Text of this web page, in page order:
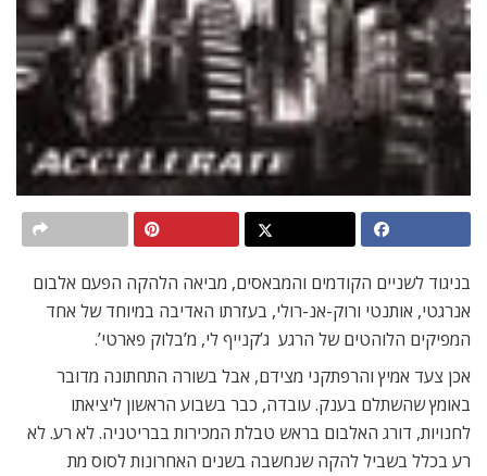
בניגוד לשניים הקודמים והמבאסים, מביאה הלהקה הפעם אלבום
אנרגטי, אותנטי ורוק-אנ-רולי, בעזרתו האדיבה במיוחד של אחד
המפיקים הלוהטים של הרגע  ג’קנייף לי, מ’בלוק פארטי’.
אכן צעד אמיץ והרפתקני מצידם, אבל בשורה התחתונה מדובר
באומץ שהשתלם בענק. עובדה, כבר בשבוע הראשון ליציאתו
לחנויות, דורג האלבום בראש טבלת המכירות בבריטניה. לא רע. לא
רע בכלל בשביל להקה שנחשבה בשנים האחרונות לסוס מת